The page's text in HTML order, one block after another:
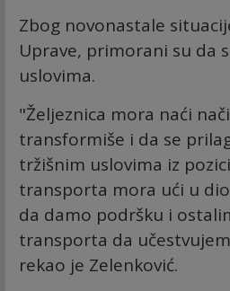
Zbog novonastale
Uprave, primorani su da
uslovima.
"Željeznica mora naći
transformiše i da se
tržišnim uslovima iz
transporta mora ući u
da damo podršku i
transporta da
rekao je Zelenković.